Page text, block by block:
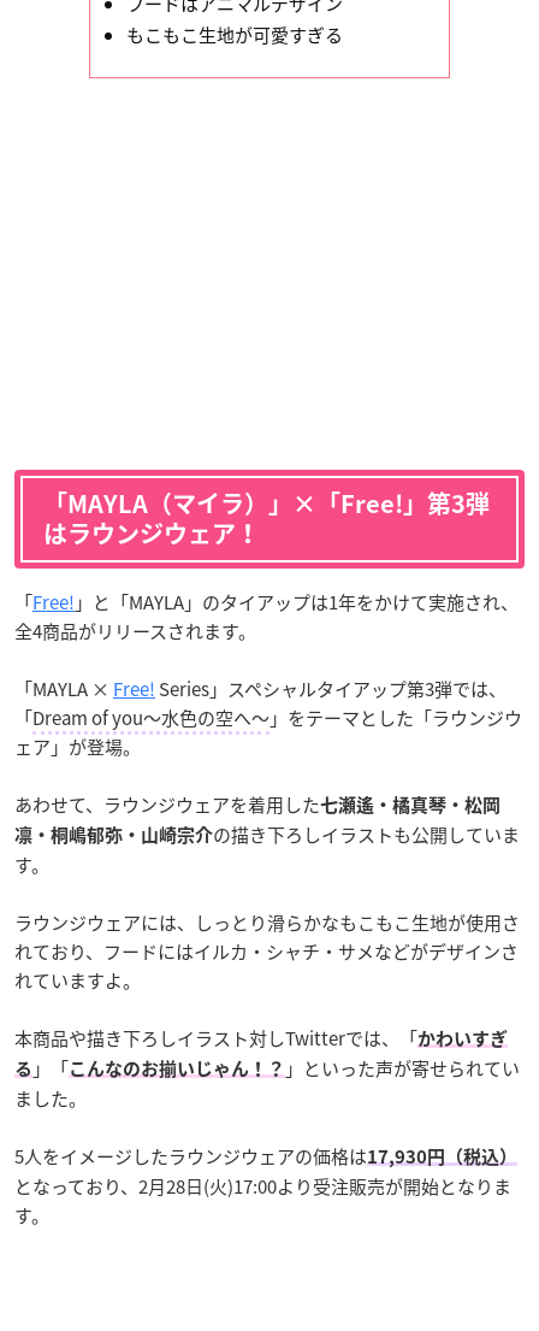
もこもこ生地が可愛すぎる
「MAYLA（マイラ）」×「Free!」第3弾
はラウンジウェア！
「Free! 」と「MAYLA」のタイアップは1年をかけて実施され、
全4商品がリリースされます。
「MAYLA × Free! Series」スペシャルタイアップ第3弾では、
「Dream of you～水色の空へ～」をテーマとした「ラウンジウ
ェア」が登場。
あわせて、ラウンジウェアを着用した七瀬遙・橘真琴・松岡
凛・桐嶋郁弥・山崎宗介の描き下ろしイラストも公開していま
す。
ラウンジウェアには、しっとり滑らかなもこもこ生地が使用さ
れており、フードにはイルカ・シャチ・サメなどがデザインさ
れていますよ。
本商品や描き下ろしイラスト対しTwitterでは、「かわいすぎ
る 」「こんなのお揃いじゃん！？ 」といった声が寄せられてい
ました。
5人をイメージしたラウンジウェアの価格は17,930円（税込）
となっており、2月28日(火)17:00より受注販売が開始となりま
す。